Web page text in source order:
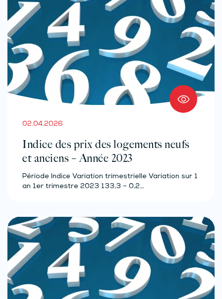
02.04.2026
Indice des prix des logements neufs
et anciens – Année 2023
Période Indice Variation trimestrielle Variation sur 1
an 1er trimestre 2023 133,3 – 0,2…